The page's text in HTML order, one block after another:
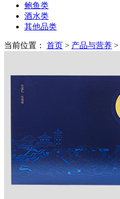
鲍鱼类
酒水类
其他品类
当前位置： 首页 > 产品与营养 >